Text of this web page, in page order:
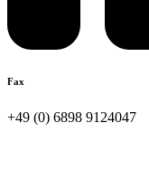
Fax
+49 (0) 6898 9124047